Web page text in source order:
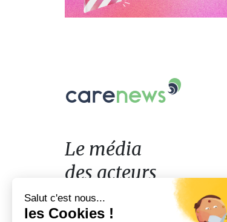
Le
acteurs
de
l'engagement
Le média
des acteurs
de l'engagement
Salut c'est nous...
les Cookies !